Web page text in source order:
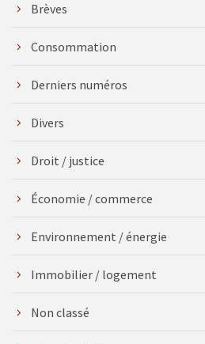
Brèves
Consommation
Derniers numéros
Divers
Droit / justice
Économie / commerce
Environnement / énergie
Immobilier / logement
Non classé